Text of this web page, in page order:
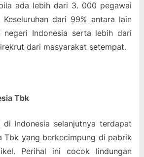
ada lebih dari 3. 000 pegawai
dari 99% antara lain
negeri Indonesia serta lebih dari
dari masyarakat setempat.
Tbk
di Indonesia selanjutnya terdapat
Tbk yang berkecimpung di pabrik
Perihal ini cocok lindungan